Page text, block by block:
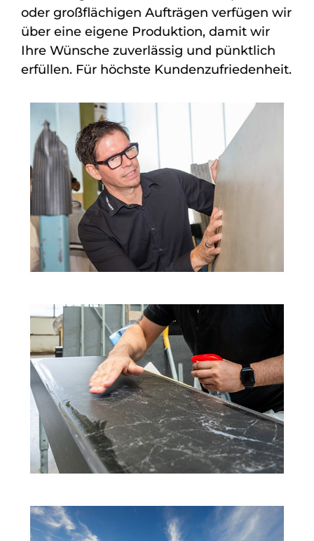
oder großflächigen Aufträgen verfügen wir
über eine eigene Produktion, damit wir
Ihre Wünsche zuverlässig und pünktlich
erfüllen. Für höchste Kundenzufriedenheit.